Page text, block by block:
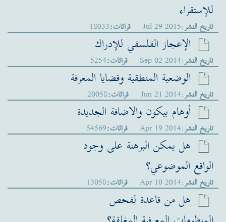
للإستقراء
تاريخ النشر:Jul 29 2015 قرائات:18033
الإعجاز الفلسفي للإدراك
تاريخ النشر:Sep 02 2014 قرائات:5254
الوضعية المنطقية وقضايا المعرفة
تاريخ النشر:Jun 21 2014 قرائات:20058
أوهام بيكون والاضافة الجديدة
تاريخ النشر:Apr 19 2014 قرائات:54569
هل يمكن البرهنة على وجود
الواقع الموضوعي؟
تاريخ النشر:Apr 10 2014 قرائات:13058
هل من قاعدة لفحص